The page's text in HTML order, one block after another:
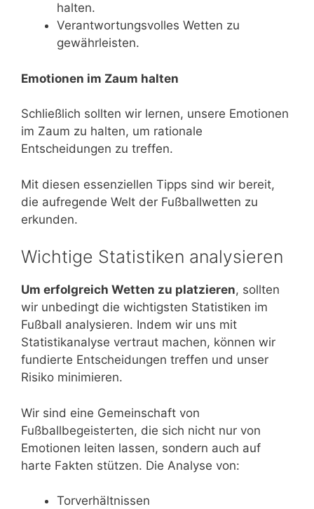
halten.
Verantwortungsvolles Wetten zu
gewährleisten.
Emotionen im Zaum halten
Schließlich sollten wir lernen, unsere Emotionen
im Zaum zu halten, um rationale
Entscheidungen zu treffen.
Mit diesen essenziellen Tipps sind wir bereit,
die aufregende Welt der Fußballwetten zu
erkunden.
Wichtige Statistiken analysieren
Um erfolgreich Wetten zu platzieren, sollten
wir unbedingt die wichtigsten Statistiken im
Fußball analysieren. Indem wir uns mit
Statistikanalyse vertraut machen, können wir
fundierte Entscheidungen treffen und unser
Risiko minimieren.
Wir sind eine Gemeinschaft von
Fußballbegeisterten, die sich nicht nur von
Emotionen leiten lassen, sondern auch auf
harte Fakten stützen. Die Analyse von:
Torverhältnissen